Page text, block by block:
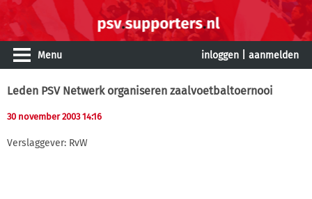
Menu inloggen aanmelden
Leden PSV Netwerk organiseren zaalvoetbaltoernooi
30 november 2003 14:16
Verslaggever: RvW